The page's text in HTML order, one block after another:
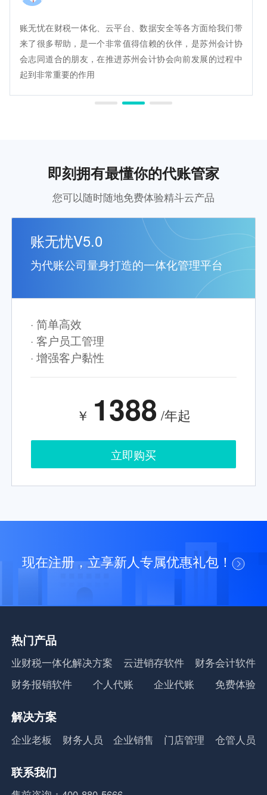
账无忧在财税一体化、云平台、数据安全等各方面给我们带
来了很多帮助，是一个非常值得信赖的伙伴，是苏州会计协
会志同道合的朋友，在推进苏州会计协会向前发展的过程中
起到非常重要的作用
即刻拥有最懂你的代账管家
您可以随时随地免费体验精斗云产品
账无忧V5.0
为代账公司量身打造的一体化管理平台
· 简单高效
· 客户员工管理
· 增强客户黏性
￥ 1388 /年起
立即购买
现在注册，立享新人专属优惠礼包！
热门产品
业财税一体化解决方案 云进销存软件
财务会计软件
财务报销软件
个人代账 企业代账 免费体验
解决方案
企业老板 财务人员 企业销售 门店管理 仓管人员
联系我们